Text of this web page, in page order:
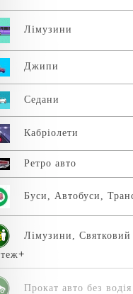
Лімузини
Джипи
Седани
Кабріолети
Ретро авто
Буси, Автобуси,
Лімузини, Святковий
Прокат авто без водія